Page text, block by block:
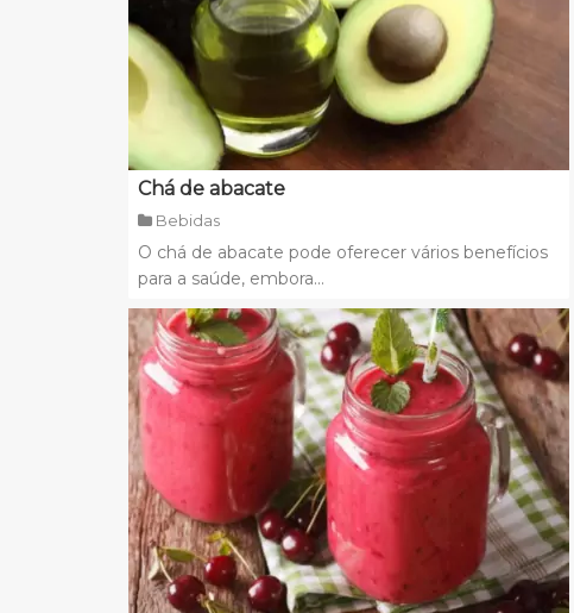
Chá de abacate
Bebidas
O chá de abacate pode oferecer vários benefícios
para a saúde, embora...